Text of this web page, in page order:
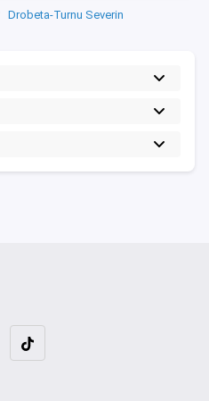
Drobeta-Turnu Severin